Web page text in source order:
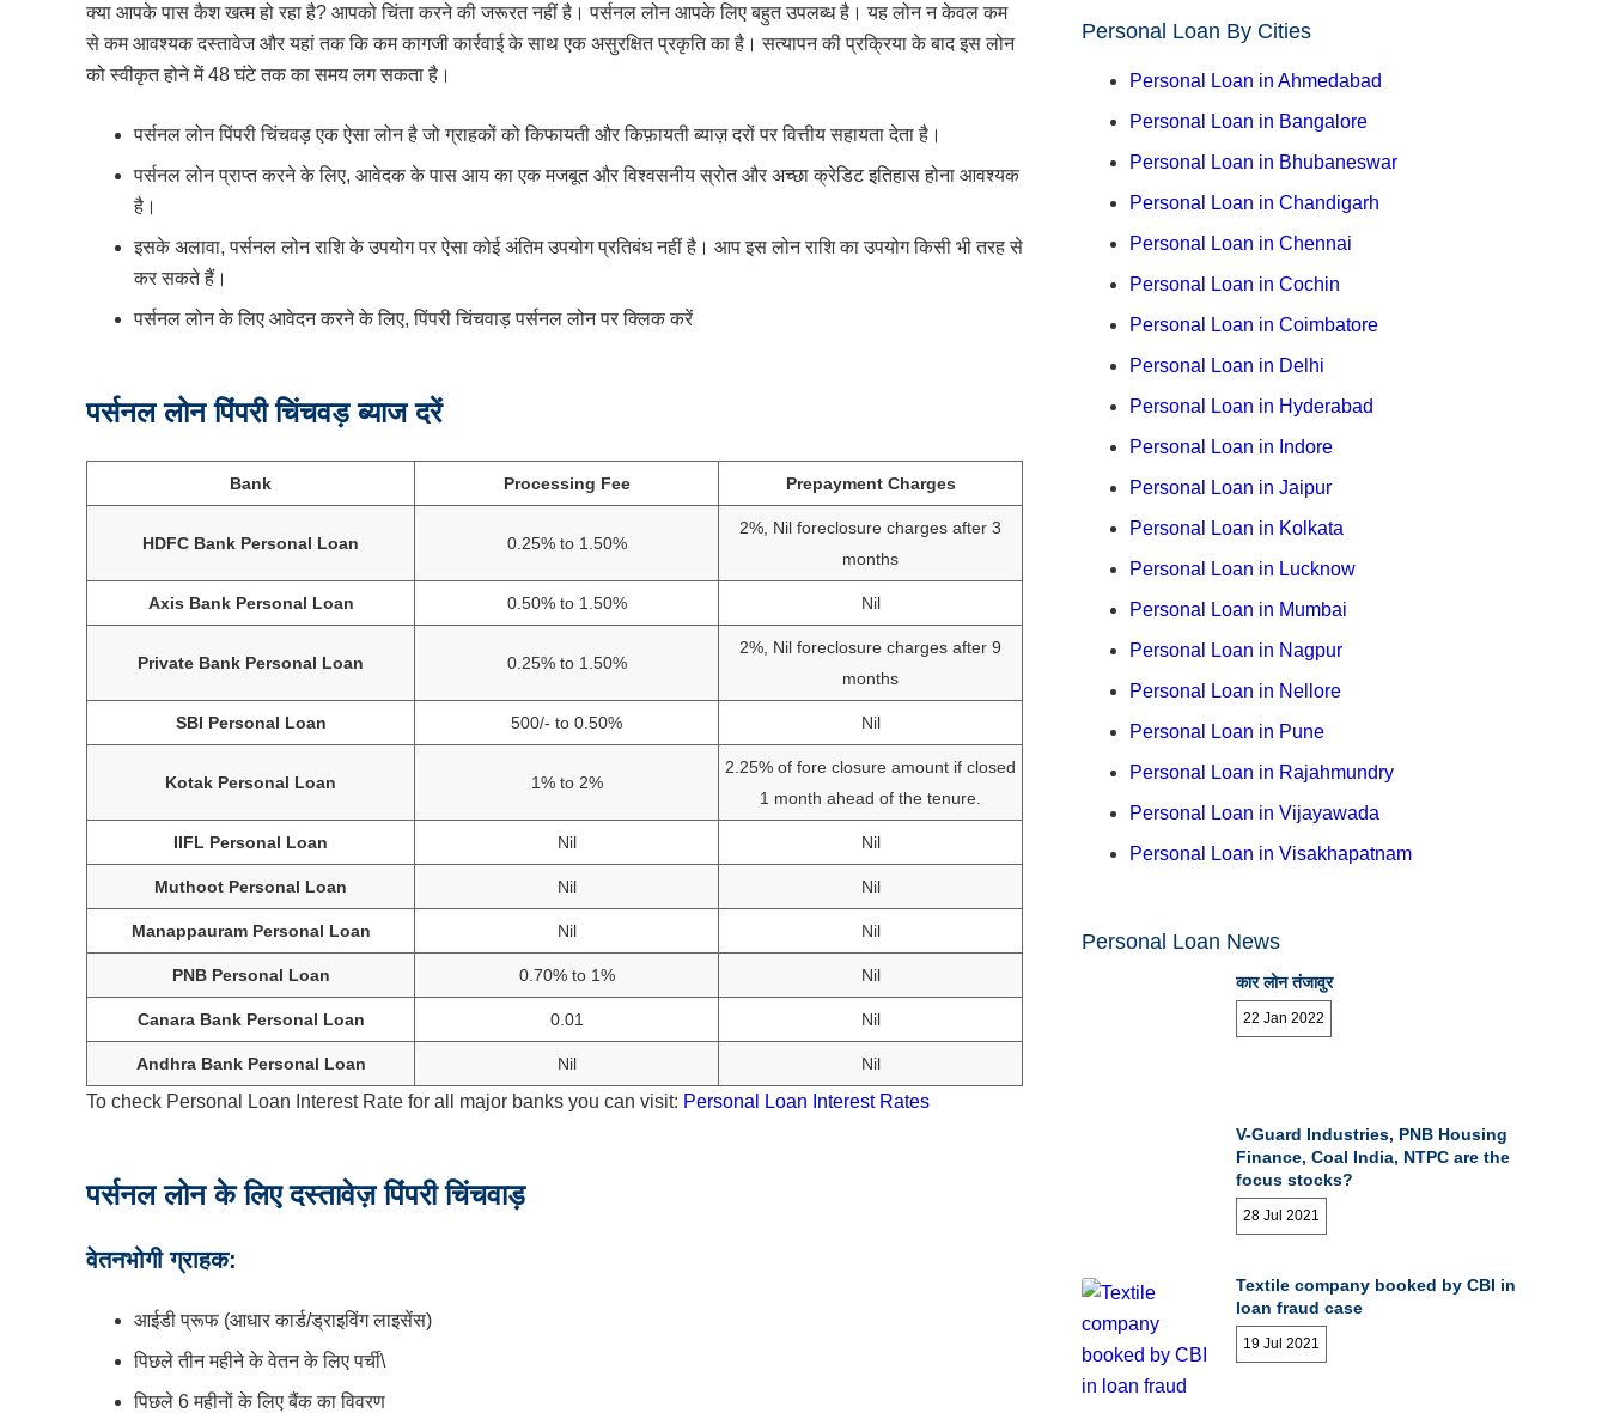
क्या आपके पास कैश खत्म हो रहा है? आपको चिंता करने की जरूरत नहीं है। पर्सनल लोन आपके लिए बहुत उपलब्ध है। यह लोन न केवल कम
से कम आवश्यक दस्तावेज और यहां तक ​​कि कम कागजी कार्रवाई के साथ एक असुरक्षित प्रकृति का है। सत्यापन की प्रक्रिया के बाद इस लोन
को स्वीकृत होने में 48 घंटे तक का समय लग सकता है।
पर्सनल लोन पिंपरी चिंचवड़ एक ऐसा लोन है जो ग्राहकों को किफायती और किफ़ायती ब्याज़ दरों पर वित्तीय सहायता देता है।
पर्सनल लोन प्राप्त करने के लिए, आवेदक के पास आय का एक मजबूत और विश्वसनीय स्रोत और अच्छा क्रेडिट इतिहास होना आवश्यक
है।
इसके अलावा, पर्सनल लोन राशि के उपयोग पर ऐसा कोई अंतिम उपयोग प्रतिबंध नहीं है। आप इस लोन राशि का उपयोग किसी भी तरह से
कर सकते हैं।
पर्सनल लोन के लिए आवेदन करने के लिए, पिंपरी चिंचवाड़ पर्सनल लोन पर क्लिक करें
पर्सनल लोन पिंपरी चिंचवड़ ब्याज दरें
Bank Processing Fee Prepayment Charges
HDFC Bank Personal Loan 0.25% to 1.50%
2%, Nil foreclosure charges after 3
months
Axis Bank Personal Loan 0.50% to 1.50% Nil
Private Bank Personal Loan 0.25% to 1.50%
2%, Nil foreclosure charges after 9
months
SBI Personal Loan 500/- to 0.50% Nil
Kotak Personal Loan 1% to 2%
2.25% of fore closure amount if closed
1 month ahead of the tenure.
IIFL Personal Loan Nil Nil
Muthoot Personal Loan Nil Nil
Manappauram Personal Loan Nil Nil
PNB Personal Loan 0.70% to 1% Nil
Canara Bank Personal Loan 0.01 Nil
Andhra Bank Personal Loan Nil Nil
To check Personal Loan Interest Rate for all major banks you can visit: Personal Loan Interest Rates
पर्सनल लोन के लिए दस्तावेज़ पिंपरी चिंचवाड़
वेतनभोगी ग्राहक:
आईडी प्रूफ (आधार कार्ड/ड्राइविंग लाइसेंस)
पिछले तीन महीने के वेतन के लिए पर्ची\
पिछले 6 महीनों के लिए बैंक का विवरण
Personal Loan By Cities
Personal Loan in Ahmedabad
Personal Loan in Bangalore
Personal Loan in Bhubaneswar
Personal Loan in Chandigarh
Personal Loan in Chennai
Personal Loan in Cochin
Personal Loan in Coimbatore
Personal Loan in Delhi
Personal Loan in Hyderabad
Personal Loan in Indore
Personal Loan in Jaipur
Personal Loan in Kolkata
Personal Loan in Lucknow
Personal Loan in Mumbai
Personal Loan in Nagpur
Personal Loan in Nellore
Personal Loan in Pune
Personal Loan in Rajahmundry
Personal Loan in Vijayawada
Personal Loan in Visakhapatnam
Personal Loan News
कार लोन तंजावुर
22 Jan 2022
V-Guard Industries, PNB Housing
Finance, Coal India, NTPC are the
focus stocks?
28 Jul 2021
Textile company booked by CBI in
loan fraud case
19 Jul 2021